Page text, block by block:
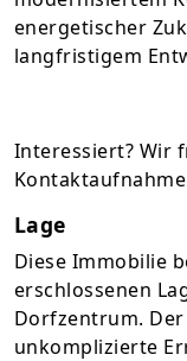
energetischer
langfristigem
Interessiert? Wir
Lage
Diese Immobilie
erschlossenen
Dorfzentrum.
unkomplizierte